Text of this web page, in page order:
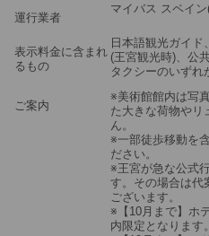
運行業者
マイバス スペイ
表示料金に含まれ
るもの
日本語観光ガイド
(王宮観光時)、公
タクシーのいずれ
ご案内
※美術館館内は写
た大きな荷物やリ
ん。
※一部徒歩移動を
ださい。
※王宮が急な公式
す。その場合は代
ございます。
※【10月まで】ホ
内限定となります。